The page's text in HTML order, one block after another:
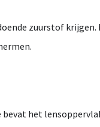
zuurstof krijgen.
bevat het